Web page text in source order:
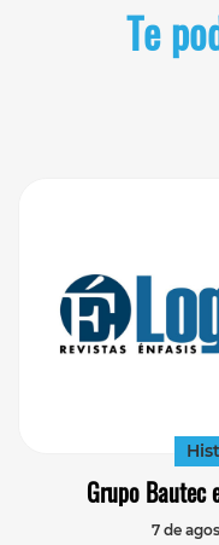
Te
Grupo Bautec
7 de